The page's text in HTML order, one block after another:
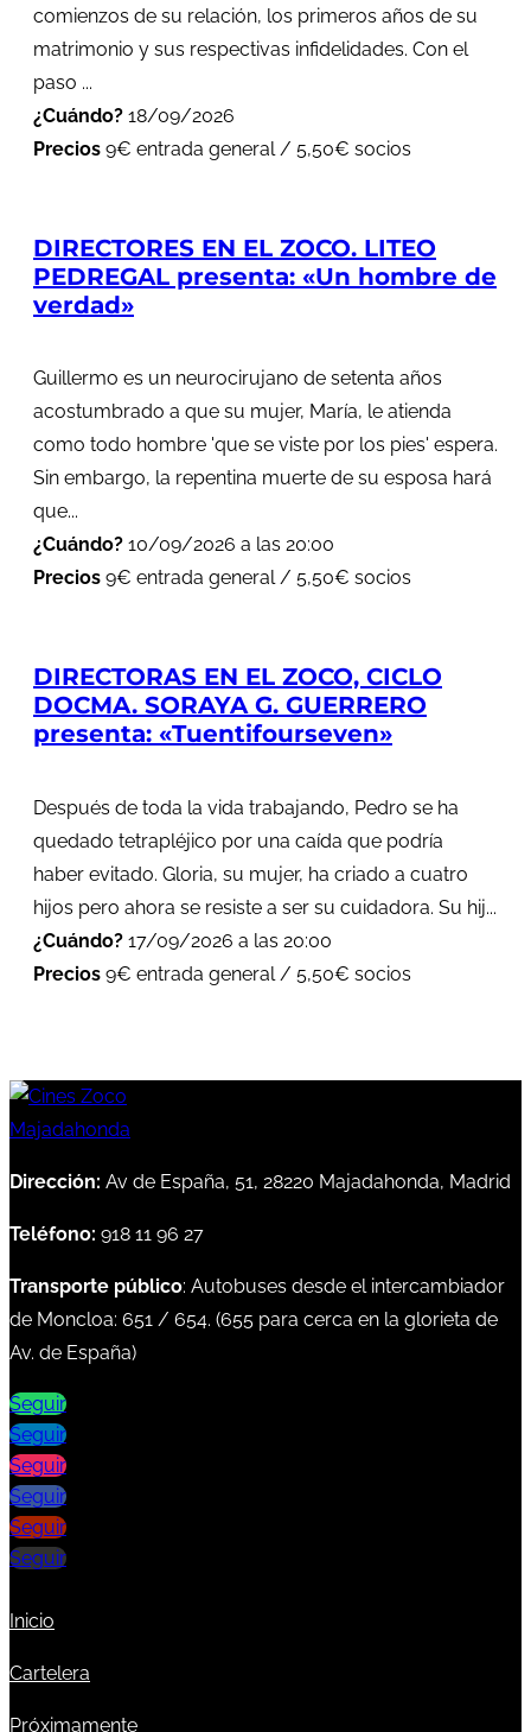
comienzos de su relación, los primeros años de su
matrimonio y sus respectivas infidelidades. Con el
paso ...
¿Cuándo? 18/09/2026
Precios 9€ entrada general / 5,50€ socios
DIRECTORES EN EL ZOCO. LITEO
PEDREGAL presenta: «Un hombre de
verdad»
Guillermo es un neurocirujano de setenta años
acostumbrado a que su mujer, María, le atienda
como todo hombre 'que se viste por los pies' espera.
Sin embargo, la repentina muerte de su esposa hará
que...
¿Cuándo? 10/09/2026 a las 20:00
Precios 9€ entrada general / 5,50€ socios
DIRECTORAS EN EL ZOCO, CICLO
DOCMA. SORAYA G. GUERRERO
presenta: «Tuentifourseven»
Después de toda la vida trabajando, Pedro se ha
quedado tetrapléjico por una caída que podría
haber evitado. Gloria, su mujer, ha criado a cuatro
hijos pero ahora se resiste a ser su cuidadora. Su hij...
¿Cuándo? 17/09/2026 a las 20:00
Precios 9€ entrada general / 5,50€ socios
Dirección: Av de España, 51, 28220 Majadahonda, Madrid
Teléfono: 918 11 96 27
Transporte público: Autobuses desde el intercambiador
de Moncloa: 651 / 654. (655 para cerca en la glorieta de
Av. de España)
Seguir
Seguir
Seguir
Seguir
Seguir
Seguir
Inicio
Cartelera
Próximamente